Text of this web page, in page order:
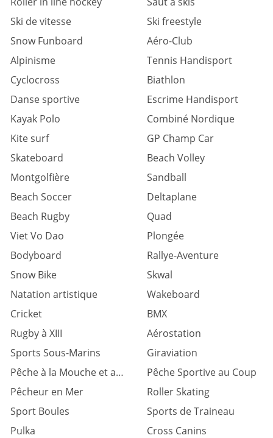
Ski de vitesse
Ski freestyle
Snow Funboard
Aéro-Club
Alpinisme
Tennis Handisport
Cyclocross
Biathlon
Danse sportive
Escrime Handisport
Kayak Polo
Combiné Nordique
Kite surf
GP Champ Car
Skateboard
Beach Volley
Montgolfière
Sandball
Beach Soccer
Deltaplane
Beach Rugby
Quad
Viet Vo Dao
Plongée
Bodyboard
Rallye-Aventure
Snow Bike
Skwal
Natation artistique
Wakeboard
Cricket
BMX
Rugby à XIII
Aérostation
Sports Sous-Marins
Giraviation
Pêche à la Mouche et au Lancer
Pêche Sportive au Coup
Pêcheur en Mer
Roller Skating
Sport Boules
Sports de Traineau
Pulka
Cross Canins